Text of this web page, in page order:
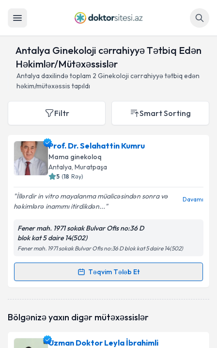
Antalya Ginekoloji cərrahiyyə Tətbiq Edən
Həkimlər/Mütəxəssislər
Antalya daxilində toplam 2 Ginekoloji cərrahiyyə tətbiq edən
həkim/mütəxəssis tapıldı
Filtr Smart Sorting
Prof. Dr. Selahattin Kumru
Mama ginekoloq
Antalya, Muratpaşa
5 (18 Rəy)
İllərdir in vitro mayalanma müalicəsindən sonra və
həkimlərə inamımı itirdikdən...
Davamı
Fener mah. 1971 sokak Bulvar Ofis no:36 D
blok kat 5 daire 14(502)
Fener mah. 1971 sokak Bulvar Ofis no:36 D blok kat 5 daire 14(502)
Təqvim Tələb Et
Randevu Təqvimi Tələbi
təqvimi tələbi yaradın. Bu mütəxəssisdən randevu ala
məlumatlandırılacaqsınız.
Bölgənizə yaxın digər mütəxəssislər
Uzman Doktor Leyla İbrahimli